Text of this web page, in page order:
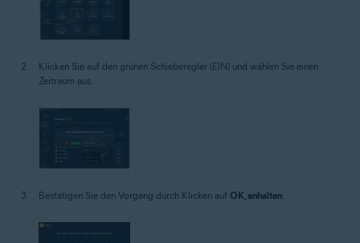
Klicken Sie auf den grünen Schieberegler (EIN) und wählen Sie einen
Zeitraum aus.
Bestätigen Sie den Vorgang durch Klicken auf OK, anhalten